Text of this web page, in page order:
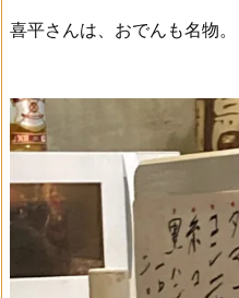
喜平さんは、おでんも名物。